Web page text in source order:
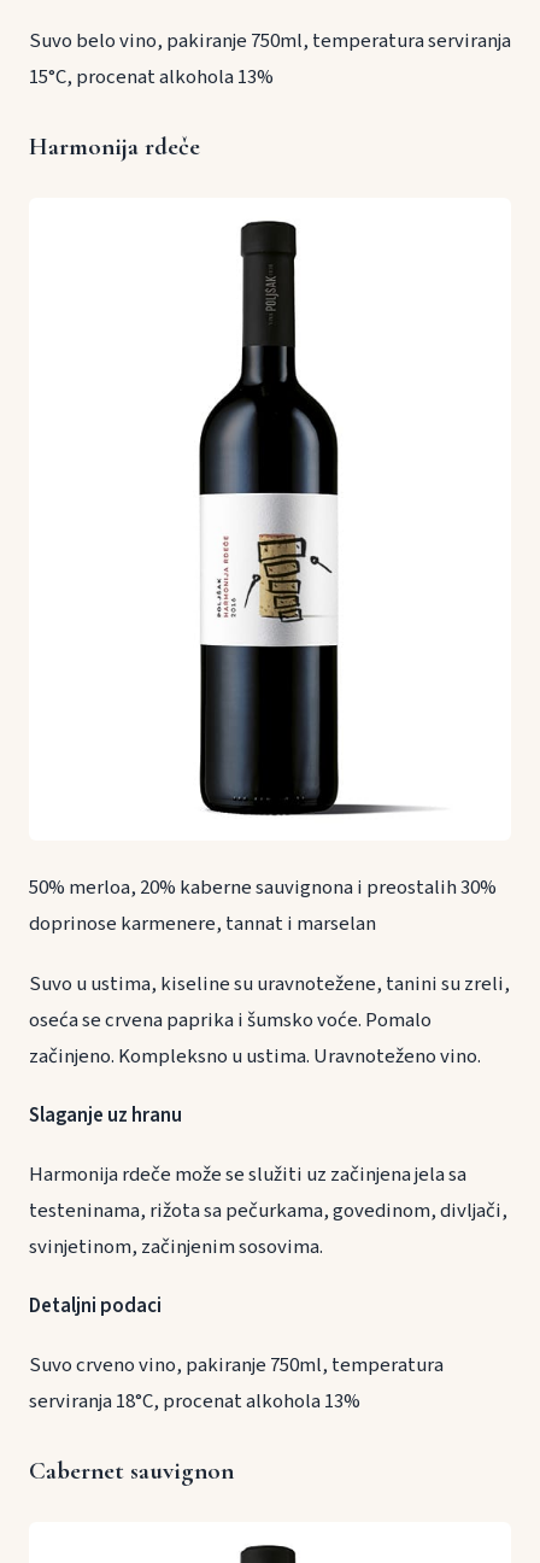
Suvo belo vino, pakiranje 750ml, temperatura serviranja
15°C, procenat alkohola 13%
Harmonija rdeče
50% merloa, 20% kaberne sauvignona i preostalih 30%
doprinose karmenere, tannat i marselan
Suvo u ustima, kiseline su uravnotežene, tanini su zreli,
oseća se crvena paprika i šumsko voće. Pomalo
začinjeno. Kompleksno u ustima. Uravnoteženo vino.
Slaganje uz hranu
Harmonija rdeče može se služiti uz začinjena jela sa
testeninama, rižota sa pečurkama, govedinom, divljači,
svinjetinom, začinjenim sosovima.
Detaljni podaci
Suvo crveno vino, pakiranje 750ml, temperatura
serviranja 18°C, procenat alkohola 13%
Cabernet sauvignon